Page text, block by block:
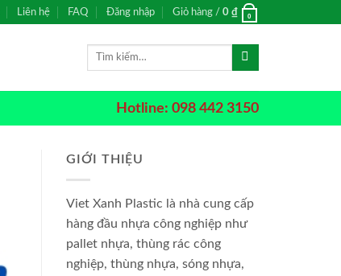
Liên hệ FAQ Đăng nhập Giỏ hàng / 0 ₫ 0
Tìm
Hotline: 098 442 3150
GIỚI THIỆU
Viet Xanh Plastic là nhà cung cấp
hàng đầu nhựa công nghiệp như
pallet nhựa, thùng rác công
nghiệp, thùng nhựa, sóng nhựa,